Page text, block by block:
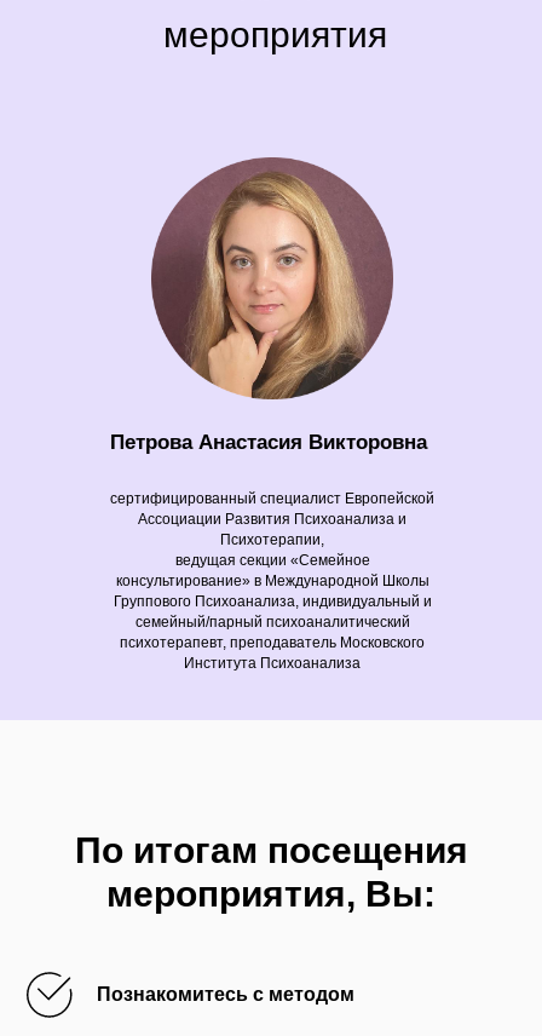
Петрова Анастасия Викторовна
мероприятия
сертифицированный специалист Европейской
Ассоциации Развития Психоанализа и
Психотерапии,
ведущая секции «Семейное
консультирование» в Международной Школы
Группового Психоанализа, индивидуальный и
семейный/парный психоаналитический
психотерапевт, преподаватель Московского
Института Психоанализа
По итогам посещения
мероприятия, Вы:
Познакомитесь с методом